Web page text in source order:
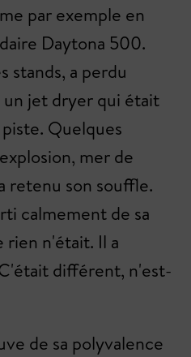
par exemple en
Daytona 500.
stands, a perdu
jet dryer qui était
Quelques
mer de
retenu son souffle.
calmement de sa
rien n'était. Il a
différent, n'est-
de sa polyvalence